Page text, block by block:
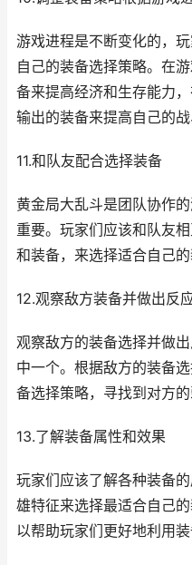
游戏进程是不断变化的，
自己的装备选择策略。在
备来提高经济和生存能力
输出的装备来提高自己的战
11.和队友配合选择装备
黄金局大乱斗是团队协作
重要。玩家们应该和队友
和装备，来选择适合自己的
12.观察敌方装备并做出反
观察敌方的装备选择并做
中一个。根据敌方的装备
备选择策略，寻找到对方的
13.了解装备属性和效果
玩家们应该了解各种装备
雄特征来选择最适合自己
以帮助玩家们更好地利用